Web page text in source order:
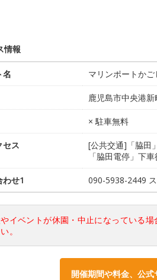
情報
名 マリンポートかご
鹿児島市中央港
× 駐車無料
セス
[公共交通]「脇田
「脇田電停」下
わせ1 090-5938-2449
イベントが休園・中止になっている
。
開催期間や料金、公